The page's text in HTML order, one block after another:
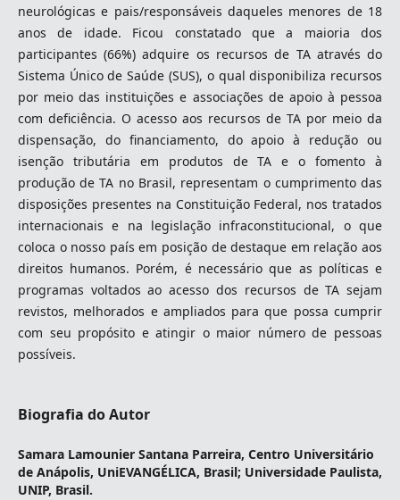
neurológicas e pais/responsáveis daqueles menores de 18
anos de idade. Ficou constatado que a maioria dos
participantes (66%) adquire os recursos de TA através do
Sistema Único de Saúde (SUS), o qual disponibiliza recursos
por meio das instituições e associações de apoio à pessoa
com deficiência. O acesso aos recursos de TA por meio da
dispensação, do financiamento, do apoio à redução ou
isenção tributária em produtos de TA e o fomento à
produção de TA no Brasil, representam o cumprimento das
disposições presentes na Constituição Federal, nos tratados
internacionais e na legislação infraconstitucional, o que
coloca o nosso país em posição de destaque em relação aos
direitos humanos. Porém, é necessário que as políticas e
programas voltados ao acesso dos recursos de TA sejam
revistos, melhorados e ampliados para que possa cumprir
com seu propósito e atingir o maior número de pessoas
possíveis.
Biografia do Autor
Samara Lamounier Santana Parreira, Centro Universitário
de Anápolis, UniEVANGÉLICA, Brasil; Universidade Paulista,
UNIP, Brasil.